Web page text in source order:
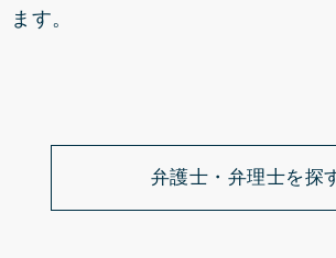
ます。
弁護士・弁理士を探